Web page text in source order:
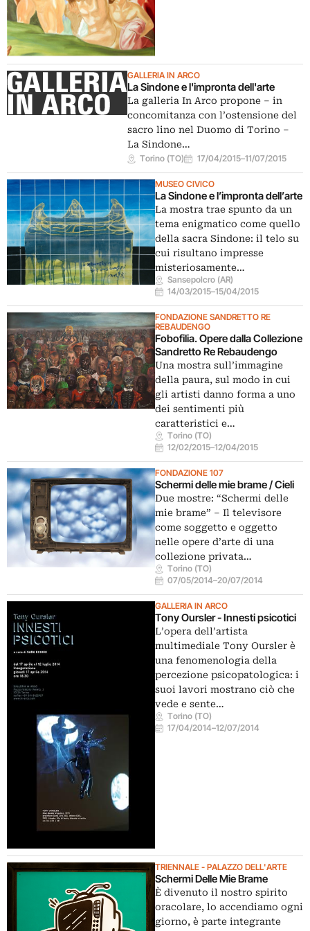
GALLERIA IN ARCO
La Sindone e l'impronta dell'arte
La galleria In Arco propone – in
concomitanza con l’ostensione del
sacro lino nel Duomo di Torino –
La Sindone…
Torino (TO) 17/04/2015–11/07/2015
MUSEO CIVICO
La Sindone e l’impronta dell’arte
La mostra trae spunto da un
tema enigmatico come quello
della sacra Sindone: il telo su
cui risultano impresse
misteriosamente…
Sansepolcro (AR)
14/03/2015–15/04/2015
FONDAZIONE SANDRETTO RE
REBAUDENGO
Fobofilia. Opere dalla Collezione
Sandretto Re Rebaudengo
Una mostra sull’immagine
della paura, sul modo in cui
gli artisti danno forma a uno
dei sentimenti più
caratteristici e…
Torino (TO)
12/02/2015–12/04/2015
FONDAZIONE 107
Schermi delle mie brame / Cieli
Due mostre: “Schermi delle
mie brame” – Il televisore
come soggetto e oggetto
nelle opere d’arte di una
collezione privata…
Torino (TO)
07/05/2014–20/07/2014
GALLERIA IN ARCO
Tony Oursler - Innesti psicotici
L’opera dell’artista
multimediale Tony Oursler è
una fenomenologia della
percezione psicopatologica: i
suoi lavori mostrano ciò che
vede e sente…
Torino (TO)
17/04/2014–12/07/2014
TRIENNALE - PALAZZO DELL'ARTE
Schermi Delle Mie Brame
È divenuto il nostro spirito
oracolare, lo accendiamo ogni
giorno, è parte integrante